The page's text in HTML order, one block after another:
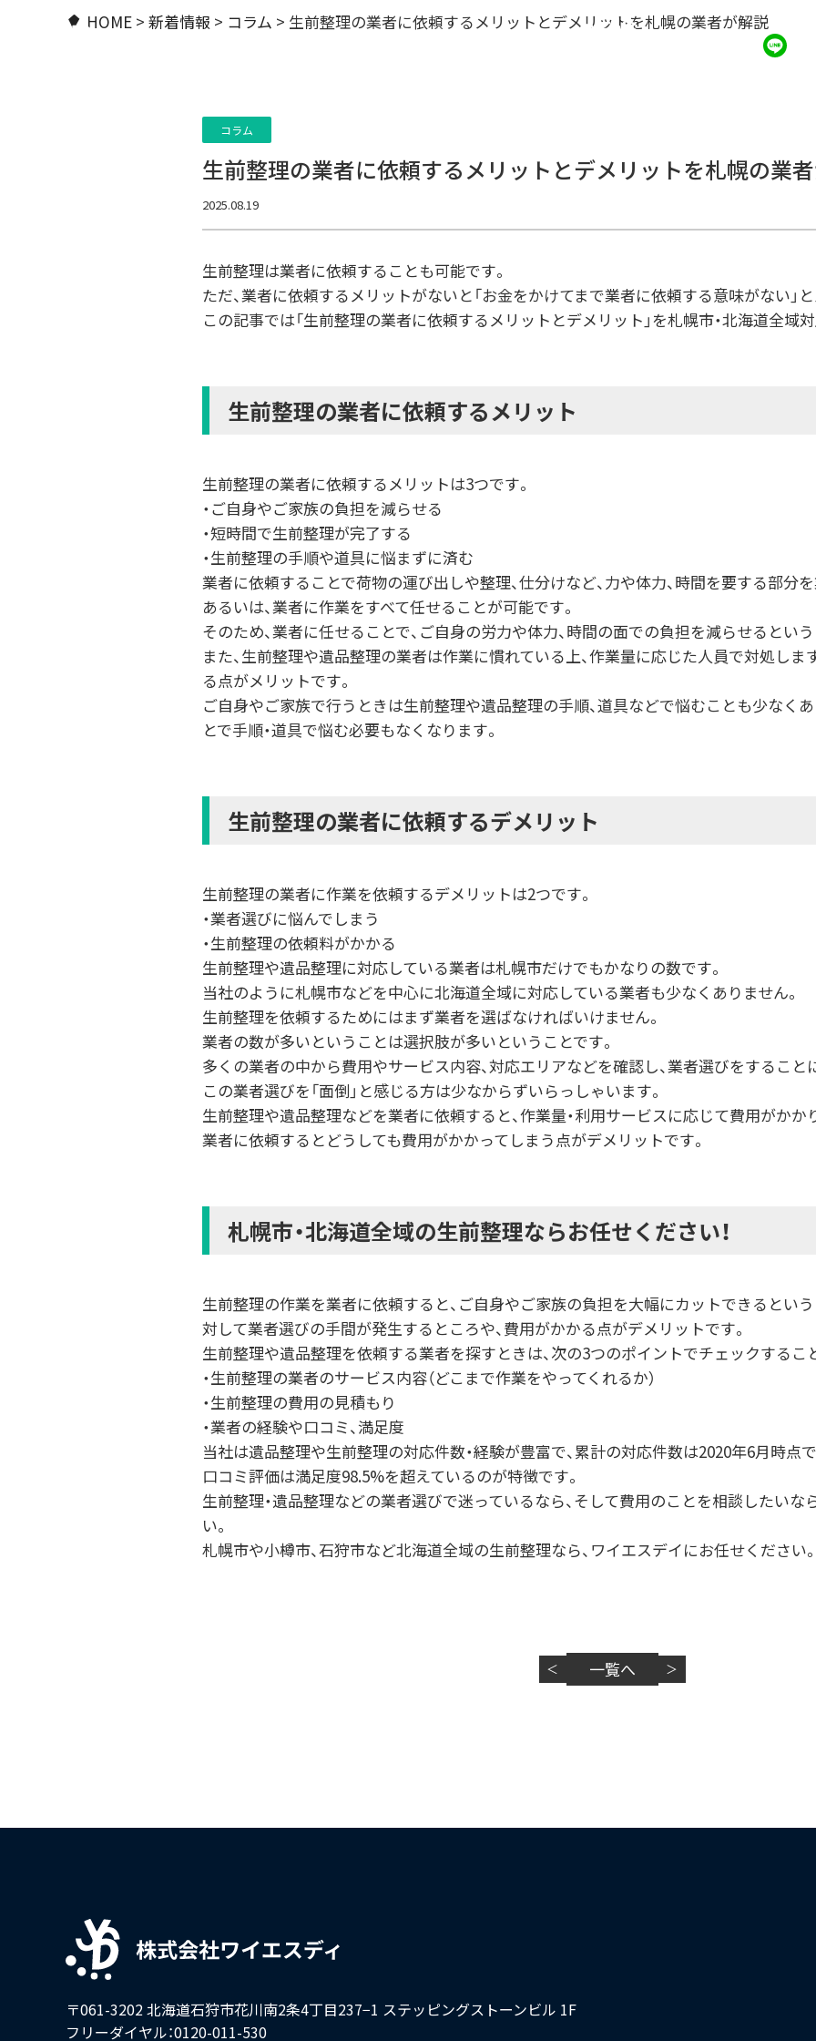
NEWS
HOME > 新着情報 > コラム > 生前整理の業者に依頼するメリットとデメリットを札幌の業者が解説
コラム
生前整理の業者に依頼するメリットとデメリットを札幌の業
2025.08.19
生前整理は業者に依頼することも可能です。
ただ、業者に依頼するメリットがないと「お金をかけてまで業者に依頼する意味がない」
この記事では「生前整理の業者に依頼するメリットとデメリット」を札幌市・北海道全域
生前整理の業者に依頼するメリット
生前整理の業者に依頼するメリットは3つです。
・ご自身やご家族の負担を減らせる
・短時間で生前整理が完了する
・生前整理の手順や道具に悩まずに済む
業者に依頼することで荷物の運び出しや整理、仕分けなど、力や体力、時間を要する部分
あるいは、業者に作業をすべて任せることが可能です。
そのため、業者に任せることで、ご自身の労力や体力、時間の面での負担を減らせるとい
また、生前整理や遺品整理の業者は作業に慣れている上、作業量に応じた人員で対処しま
る点がメリットです。
ご自身やご家族で行うときは生前整理や遺品整理の手順、道具などで悩むことも少なく
とで手順・道具で悩む必要もなくなります。
生前整理の業者に依頼するデメリット
生前整理の業者に作業を依頼するデメリットは2つです。
・業者選びに悩んでしまう
・生前整理の依頼料がかかる
生前整理や遺品整理に対応している業者は札幌市だけでもかなりの数です。
当社のように札幌市などを中心に北海道全域に対応している業者も少なくありません。
生前整理を依頼するためにはまず業者を選ばなければいけません。
業者の数が多いということは選択肢が多いということです。
多くの業者の中から費用やサービス内容、対応エリアなどを確認し、業者選びをすること
この業者選びを「面倒」と感じる方は少なからずいらっしゃいます。
生前整理や遺品整理などを業者に依頼すると、作業量・利用サービスに応じて費用がかか
業者に依頼するとどうしても費用がかかってしまう点がデメリットです。
札幌市・北海道全域の生前整理ならお任せください！
生前整理の作業を業者に依頼すると、ご自身やご家族の負担を大幅にカットできるという
対して業者選びの手間が発生するところや、費用がかかる点がデメリットです。
生前整理や遺品整理を依頼する業者を探すときは、次の3つのポイントでチェックするこ
・生前整理の業者のサービス内容（どこまで作業をやってくれるか）
・生前整理の費用の見積もり
・業者の経験や口コミ、満足度
当社は遺品整理や生前整理の対応件数・経験が豊富で、累計の対応件数は2020年6月時点
口コミ評価は満足度98.5%を超えているのが特徴です。
生前整理・遺品整理などの業者選びで迷っているなら、そして費用のことを相談したいな
い。
札幌市や小樽市、石狩市など北海道全域の生前整理なら、ワイエスデイにお任せください。
＜ 一覧へ ＞
〒061-3202 北海道石狩市花川南2条4丁目237−1 ステッピングストーンビル 1F
フリーダイヤル：0120-011-530